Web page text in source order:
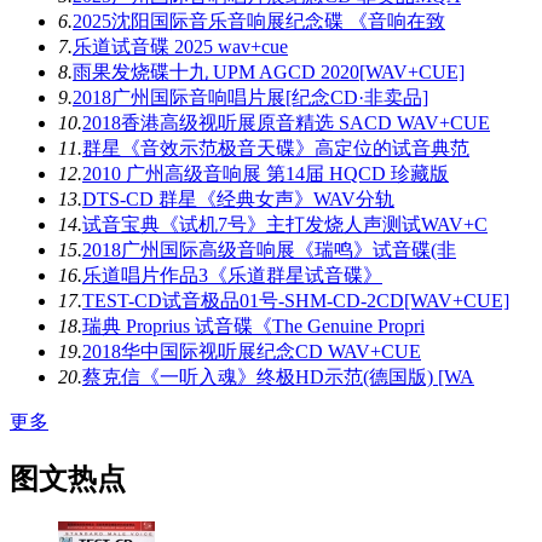
6.2025沈阳国际音乐音响展纪念碟 《音响在致
7.乐道试音碟 2025 wav+cue
8.雨果发烧碟十九 UPM AGCD 2020[WAV+CUE]
9.2018广州国际音响唱片展[纪念CD·非卖品]
10.2018香港高级视听展原音精选 SACD WAV+CUE
11.群星《音效示范极音天碟》高定位的试音典范
12.2010 广州高级音响展 第14届 HQCD 珍藏版
13.DTS-CD 群星《经典女声》WAV分轨
14.试音宝典《试机7号》主打发烧人声测试WAV+C
15.2018广州国际高级音响展《瑞鸣》试音碟(非
16.乐道唱片作品3《乐道群星试音碟》
17.TEST-CD试音极品01号-SHM-CD-2CD[WAV+CUE]
18.瑞典 Proprius 试音碟《The Genuine Propri
19.2018华中国际视听展纪念CD WAV+CUE
20.蔡克信《一听入魂》终极HD示范(德国版) [WA
更多
图文热点